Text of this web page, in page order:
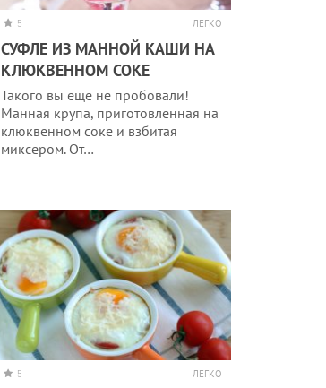
5 ЛЕГКО
СУФЛЕ ИЗ МАННОЙ КАШИ НА
КЛЮКВЕННОМ СОКЕ
Такого вы еще не пробовали!
Манная крупа, приготовленная на
клюквенном соке и взбитая
миксером. От…
5 ЛЕГКО